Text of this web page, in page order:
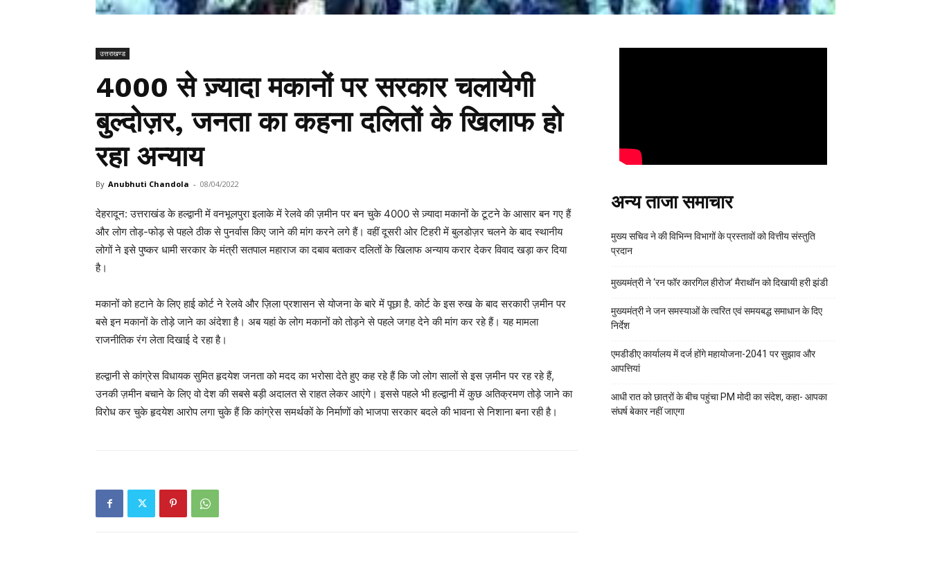
उत्तराखण्ड
4000 से ज़्यादा मकानों पर सरकार चलायेगी
बुल्दोज़र, जनता का कहना दलितों के खिलाफ हो
रहा अन्याय
By Anubhuti Chandola - 08/04/2022
देहरादून: उत्तराखंड के हल्द्वानी में वनभूलपुरा इलाके में रेलवे की ज़मीन पर बन चुके 4000 से ज़्यादा मकानों के टूटने के आसार बन गए हैं
और लोग तोड़-फोड़ से पहले ठीक से पुनर्वास किए जाने की मांग करने लगे हैं। वहीं दूसरी ओर टिहरी में बुलडोज़र चलने के बाद स्थानीय
लोगों ने इसे पुष्कर धामी सरकार के मंत्री सतपाल महाराज का दबाव बताकर दलितों के खिलाफ अन्याय करार देकर विवाद खड़ा कर दिया
है।
मकानों को ​हटाने के लिए हाई कोर्ट ने रेलवे और ज़िला प्रशासन से योजना के बारे में पूछा है. कोर्ट के इस रुख के बाद सरकारी ज़मीन पर
बसे इन मकानों के तोड़े जाने का अंदेशा है। अब यहां के लोग मकानों को तोड़ने से पहले जगह देने की मांग कर रहे हैं। यह मामला
राजनीतिक रंग लेता दिखाई दे रहा है।
हल्द्वानी से कांग्रेस विधायक सुमित हृदयेश जनता को मदद का भरोसा देते हुए कह रहे हैं कि जो लोग सालों से इस ज़मीन पर रह रहे हैं,
उनकी ज़मीन बचाने के लिए वो देश की सबसे बड़ी अदालत से राहत लेकर आएंगे। इससे पहले भी हल्द्वानी में कुछ अतिक्रमण तोड़े जाने का
विरोध कर चुके हृदयेश आरोप लगा चुके हैं कि कांग्रेस समर्थकों के निर्माणों को भाजपा सरकार बदले की भावना से निशाना बना रही है।
अन्य ताजा समाचार
मुख्य सचिव ने की विभिन्न विभागों के प्रस्तावों को वित्तीय संस्तुति
प्रदान
मुख्यमंत्री ने ‘रन फॉर कारगिल हीरोज’ मैराथॉन को दिखायी हरी झंडी
मुख्यमंत्री ने जन समस्याओं के त्वरित एवं समयबद्ध समाधान के दिए
निर्देश
एमडीडीए कार्यालय में दर्ज होंगे महायोजना-2041 पर सुझाव और
आपत्तियां
आधी रात को छात्रों के बीच पहुंचा PM मोदी का संदेश, कहा- आपका
संघर्ष बेकार नहीं जाएगा